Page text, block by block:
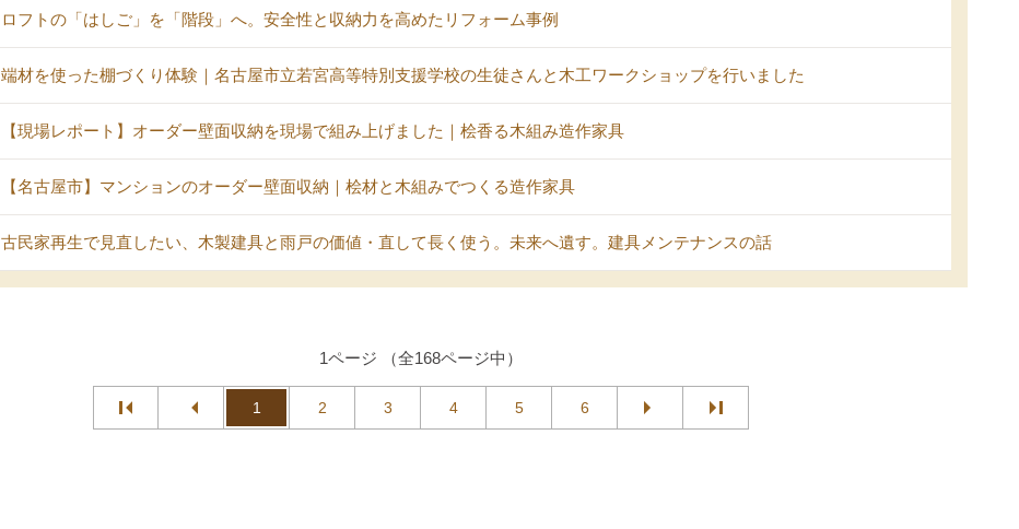
ロフトの「はしご」を「階段」へ。安全性と収納力を高めたリフォーム事例
端材を使った棚づくり体験｜名古屋市立若宮高等特別支援学校の生徒さんと木工ワークショップを行いました
【現場レポート】オーダー壁面収納を現場で組み上げました｜桧香る木組み造作家具
【名古屋市】マンションのオーダー壁面収納｜桧材と木組みでつくる造作家具
古民家再生で見直したい、木製建具と雨戸の価値・直して長く使う。未来へ遺す。建具メンテナンスの話
1ページ （全168ページ中）
1 2 3 4 5 6